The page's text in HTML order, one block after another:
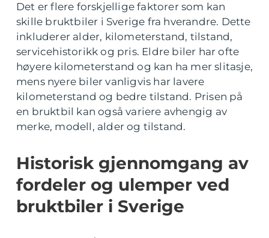
Det er flere forskjellige faktorer som kan
skille bruktbiler i Sverige fra hverandre. Dette
inkluderer alder, kilometerstand, tilstand,
servicehistorikk og pris. Eldre biler har ofte
høyere kilometerstand og kan ha mer slitasje,
mens nyere biler vanligvis har lavere
kilometerstand og bedre tilstand. Prisen på
en bruktbil kan også variere avhengig av
merke, modell, alder og tilstand.
Historisk gjennomgang av
fordeler og ulemper ved
bruktbiler i Sverige